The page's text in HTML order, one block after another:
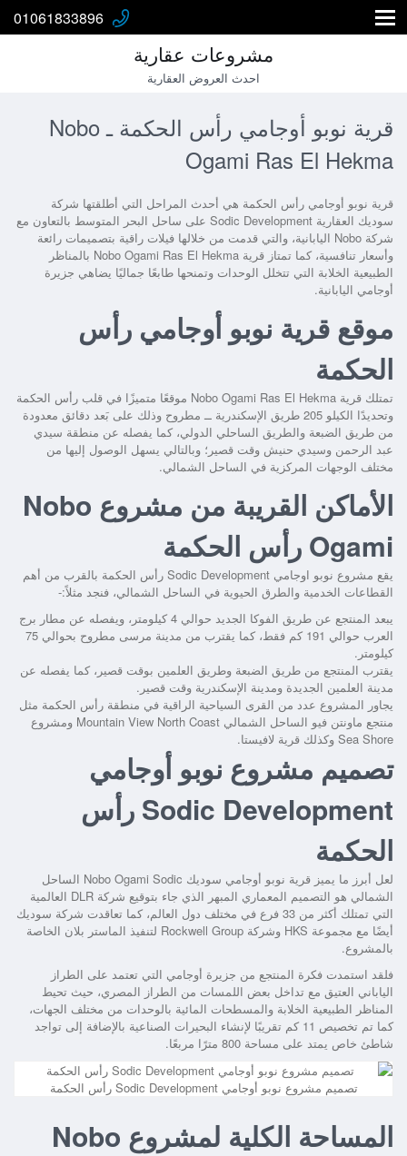
01061833896
مشروعات عقارية
احدث العروض العقارية
قرية نوبو أوجامي رأس الحكمة ـ Nobo
Ogami Ras El Hekma
قرية نوبو أوجامي رأس الحكمة هي أحدث المراحل التي أطلقتها شركة
سوديك العقارية Sodic Development على ساحل البحر المتوسط بالتعاون مع
شركة Nobo اليابانية، والتي قدمت من خلالها فيلات راقية بتصميمات رائعة
وأسعار تنافسية، كما تمتاز قرية Nobo Ogami Ras El Hekma بالمناظر
الطبيعية الخلابة التي تتخلل الوحدات وتمنحها طابعًا جماليًا يضاهي جزيرة
أوجامي اليابانية.
موقع قرية نوبو أوجامي رأس
الحكمة
تمتلك قرية Nobo Ogami Ras El Hekma
موقعًا متميزًا في قلب رأس الحكمة
وتحديدًا الكيلو 205 طريق الإسكندرية ــ مطروح وذلك على بَعد دقائق معدودة
من طريق الضبعة والطريق الساحلي الدولي، كما يفصله عن منطقة سيدي
عبد الرحمن وسيدي حنيش وقت قصير؛ وبالتالي يسهل الوصول إليها من
مختلف الوجهات المركزية في الساحل الشمالي.
الأماكن القريبة من مشروع Nobo
Ogami رأس الحكمة
يقع مشروع نوبو اوجامي Sodic Development رأس الحكمة
بالقرب من أهم
القطاعات الخدمية والطرق الحيوية في الساحل الشمالي، فنجد مثلاً:-
يبعد المنتجع عن طريق الفوكا الجديد حوالي 4 كيلومتر، ويفصله عن مطار برج
العرب حوالي 191 كم فقط، كما يقترب من مدينة مرسى مطروح بحوالي 75
كيلومتر.
يقترب المنتجع من طريق الضبعة وطريق العلمين بوقت قصير، كما يفصله عن
مدينة العلمين الجديدة ومدينة الإسكندرية وقت قصير.
يجاور المشروع عدد من القرى السياحية الراقية في منطقة رأس الحكمة مثل
منتجع ماونتن فيو الساحل الشمالي Mountain View North Coast ومشروع
Sea Shore وكذلك قرية لافيستا.
تصميم مشروع نوبو أوجامي
Sodic Development رأس
الحكمة
لعل أبرز ما يميز
قرية نوبو أوجامي سوديك Nobo Ogami Sodic الساحل
الشمالي
هو التصميم المعماري المبهر الذي جاء بتوقيع شركة DLR العالمية
التي تمتلك أكثر من 33 فرع في مختلف دول العالم، كما تعاقدت شركة سوديك
أيضًا مع مجموعة HKS وشركة Rockwell Group لتنفيذ الماستر بلان الخاصة
بالمشروع.
فلقد استمدت فكرة المنتجع من جزيرة أوجامي التي تعتمد على الطراز
الياباني العتيق مع تداخل بعض اللمسات من الطراز المصري، حيث تحيط
المناظر الطبيعية الخلابة والمسطحات المائية بالوحدات من مختلف الجهات،
كما تم تخصيص 11 كم تقريبًا لإنشاء البحيرات الصناعية بالإضافة إلى تواجد
شاطئ خاص يمتد على مساحة 800 مترًا مربعًا.
تصميم مشروع نوبو أوجامي Sodic Development رأس الحكمة
المساحة الكلية لمشروع Nobo